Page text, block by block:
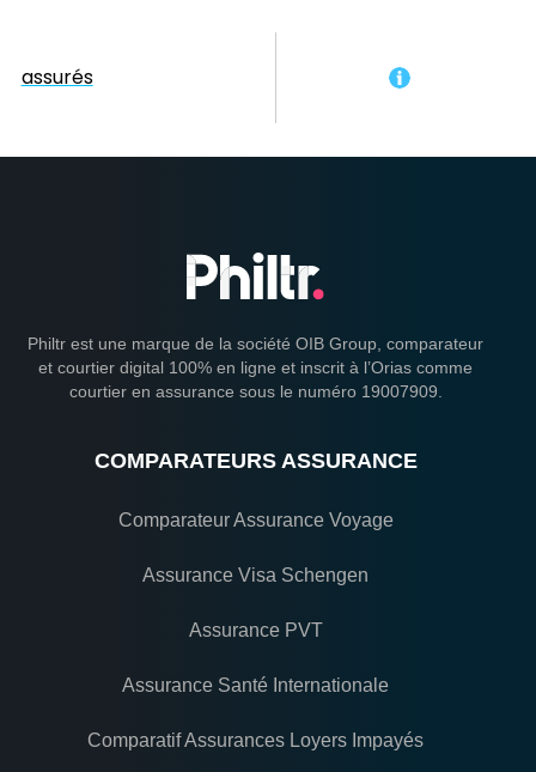
assurés
Philtr est une marque de la société OIB Group, comparateur
et courtier digital 100% en ligne et inscrit à l’Orias comme
courtier en assurance sous le numéro 19007909.
COMPARATEURS ASSURANCE
Comparateur Assurance Voyage
Assurance Visa Schengen
Assurance PVT
Assurance Santé Internationale
Comparatif Assurances Loyers Impayés